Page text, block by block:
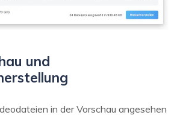
und
in der Vorschau angesehen